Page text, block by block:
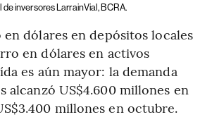
inversores LarrainVial, BCRA.
en dólares en depósitos locales
en dólares en activos
es aún mayor: la demanda
alcanzó US$4.600 millones en
millones en octubre.